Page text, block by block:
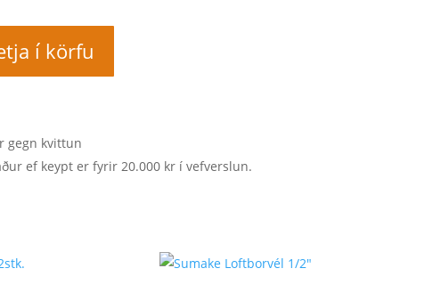
í körfu
gegn kvittun
ef keypt er fyrir 20.000 kr í vefverslun.